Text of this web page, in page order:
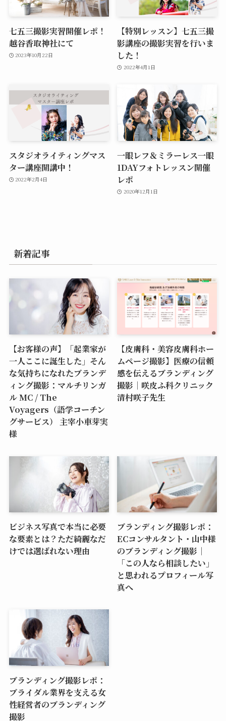
七五三撮影実習開催レポ！
越谷香取神社にて
2023年10月22日
【特別レッスン】七五三撮
影講座の撮影実習を行いま
した！
2022年4月1日
スタジオライティングマス
ター講座開講中！
2022年2月4日
一眼レフ＆ミラーレス一眼
1DAYフォトレッスン開催
レポ
2020年12月1日
新着記事
【お客様の声】「起業家が
一人ここに誕生した」そん
な気持ちになれたブランデ
ィング撮影：マルチリンガ
ル MC / The
Voyagers（語学コーチン
グサービス） 主宰小車芽実
様
【皮膚科・美容皮膚科ホー
ムページ撮影】医療の信頼
感を伝えるブランディング
撮影｜咲皮ふ科クリニック
清村咲子先生
ビジネス写真で本当に必要
な要素とは？ただ綺麗なだ
けでは選ばれない理由
ブランディング撮影レポ：
ECコンサルタント・山中様
のブランディング撮影｜
「この人なら相談したい」
と思われるプロフィール写
真へ
ブランディング撮影レポ：
ブライダル業界を支える女
性経営者のブランディング
撮影